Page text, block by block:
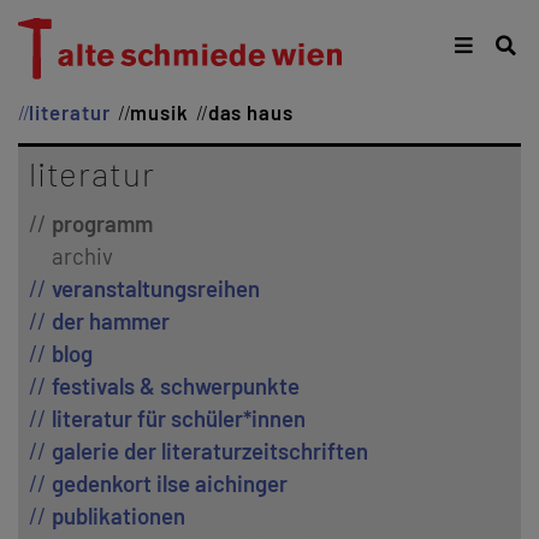
literatur musik das haus
literatur
programm
archiv
veranstaltungsreihen
der hammer
blog
festivals & schwerpunkte
literatur für schüler*innen
galerie der literaturzeitschriften
gedenkort ilse aichinger
publikationen